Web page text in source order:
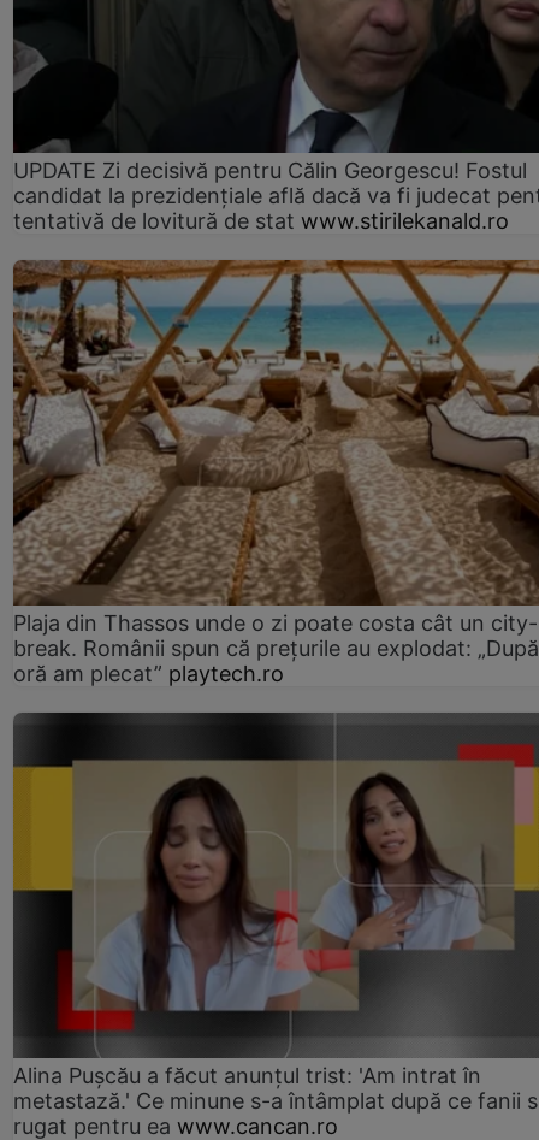
UPDATE Zi decisivă pentru Călin Georgescu! Fostul
candidat la prezidențiale află dacă va fi judecat
tentativă de lovitură de stat www.stirilekanald.ro
Plaja din Thassos unde o zi poate costa cât un city-
break. Românii spun că prețurile au explodat:
oră am plecat” playtech.ro
Alina Pușcău a făcut anunțul trist: 'Am intrat în
metastază.' Ce minune s-a întâmplat după ce fanii
rugat pentru ea www.cancan.ro